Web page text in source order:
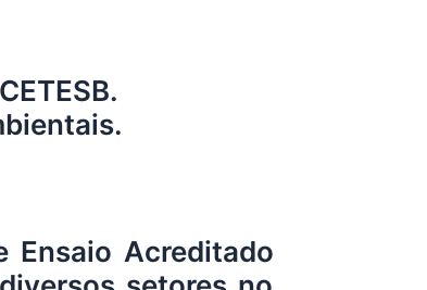
Ensaio Acreditado